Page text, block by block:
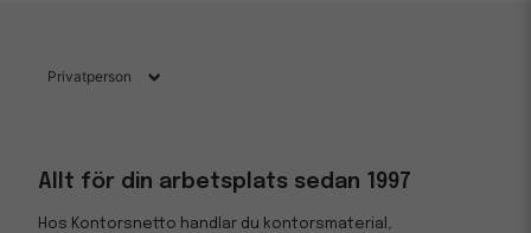
Allt för din arbetsplats sedan 1997
Hos Kontorsnetto handlar du kontorsmaterial,